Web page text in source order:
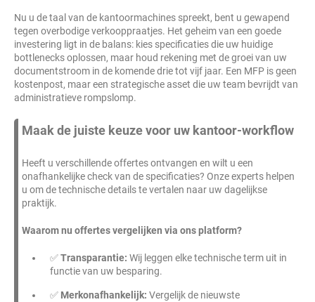
Nu u de taal van de kantoormachines spreekt, bent u gewapend
tegen overbodige verkooppraatjes. Het geheim van een goede
investering ligt in de balans: kies specificaties die uw huidige
bottlenecks oplossen, maar houd rekening met de groei van uw
documentstroom in de komende drie tot vijf jaar. Een MFP is geen
kostenpost, maar een strategische asset die uw team bevrijdt van
administratieve rompslomp.
Maak de juiste keuze voor uw kantoor-workflow
Heeft u verschillende offertes ontvangen en wilt u een
onafhankelijke check van de specificaties? Onze experts helpen
u om de technische details te vertalen naar uw dagelijkse
praktijk.
Waarom nu offertes vergelijken via ons platform?
✅Transparantie: Wij leggen elke technische term uit in
functie van uw besparing.
✅ Merkonafhankelijk: Vergelijk de nieuwste